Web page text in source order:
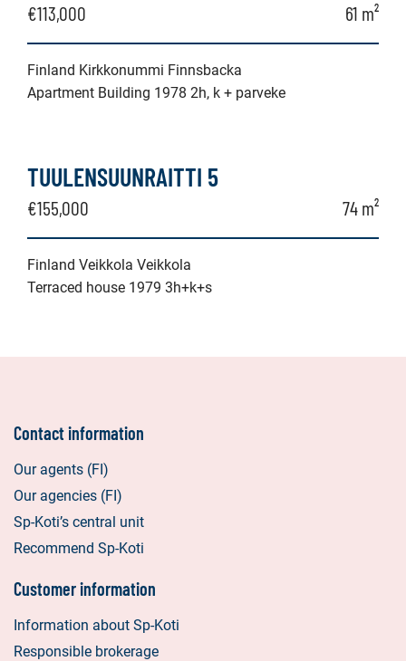
€113,000 61 m²
Finland Kirkkonummi Finnsbacka
Apartment Building 1978 2h, k + parveke
TUULENSUUNRAITTI 5
€155,000 74 m²
Finland Veikkola Veikkola
Terraced house 1979 3h+k+s
Contact information
Our agents (FI)
Our agencies (FI)
Sp-Koti’s central unit
Recommend Sp-Koti
Customer information
Information about Sp-Koti
Responsible brokerage